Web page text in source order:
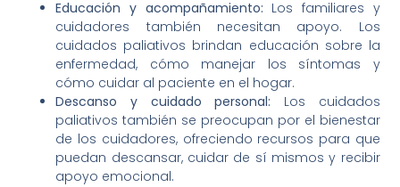
Educación y acompañamiento: Los familiares y
cuidadores también necesitan apoyo. Los
cuidados paliativos brindan educación sobre la
enfermedad, cómo manejar los síntomas y
cómo cuidar al paciente en el hogar.
Descanso y cuidado personal: Los cuidados
paliativos también se preocupan por el bienestar
de los cuidadores, ofreciendo recursos para que
puedan descansar, cuidar de sí mismos y recibir
apoyo emocional.